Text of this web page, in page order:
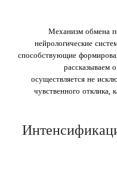
Механизм обмена
нейрологические
способствующие
рассказываем
осуществляется не
чувственного